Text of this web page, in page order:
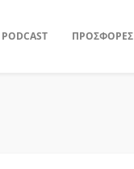
PODCAST ΠΡΟΣΦΟΡΕΣ